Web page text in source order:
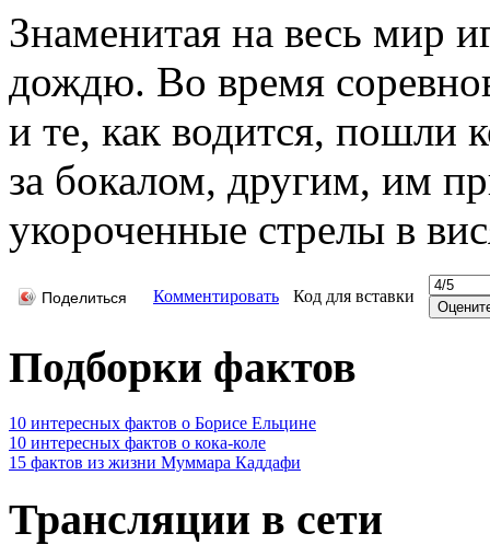
Знаменитая на весь мир
дождю. Во время
и те, как водится, пошли
за бокалом, другим, им
укороченные стрелы в
Поделиться Комментировать Код для вставки
Подборки фактов
10 интересных фактов о Борисе Ельцине
10 интересных фактов о кока-коле
15 фактов из жизни Муммара Каддафи
Трансляции в сети